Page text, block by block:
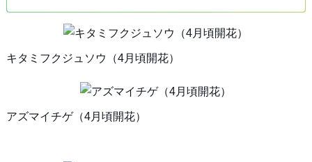
キタミフクジュソウ（4月頃開花）
アズマイチゲ（4月頃開花）